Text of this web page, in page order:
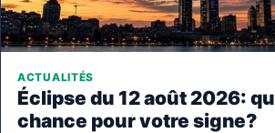
ACTUALITÉS
Éclipse du 12 août 2026:
chance pour votre signe?